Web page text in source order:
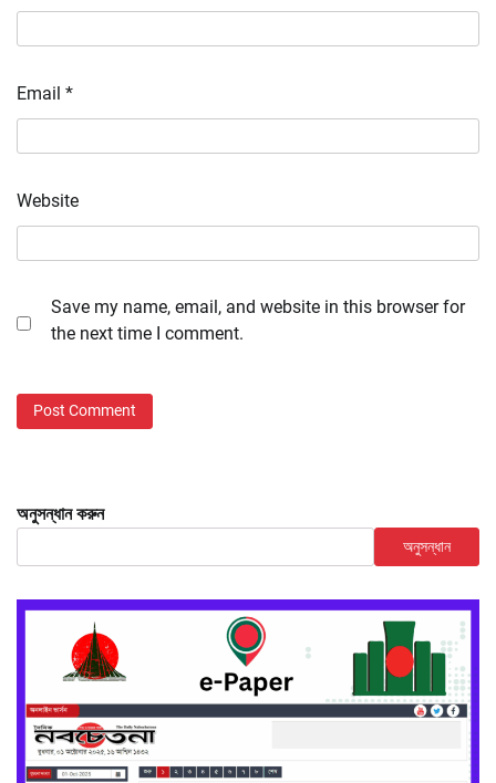
Email *
Website
Save my name, email, and website in this browser for
the next time I comment.
অনুসন্ধান করুন
অনুসন্ধান